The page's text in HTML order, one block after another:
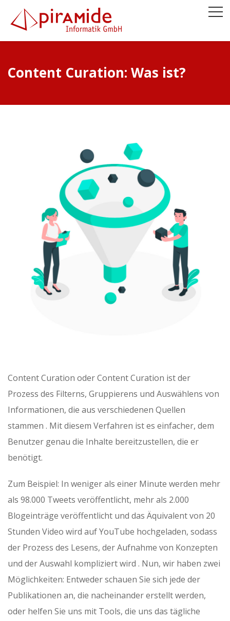
Content Curation: Was ist?
Content Curation oder Content Curation ist der
Prozess des Filterns, Gruppierens und Auswählens von
Informationen, die aus verschiedenen Quellen
stammen . Mit diesem Verfahren ist es einfacher, dem
Benutzer genau die Inhalte bereitzustellen, die er
benötigt.
Zum Beispiel: In weniger als einer Minute werden mehr
als 98.000 Tweets veröffentlicht, mehr als 2.000
Blogeinträge veröffentlicht und das Äquivalent von 20
Stunden Video wird auf YouTube hochgeladen, sodass
der Prozess des Lesens, der Aufnahme von Konzepten
und der Auswahl kompliziert wird . Nun, wir haben zwei
Möglichkeiten: Entweder schauen Sie sich jede der
Publikationen an, die nacheinander erstellt werden,
oder helfen Sie uns mit Tools, die uns das tägliche